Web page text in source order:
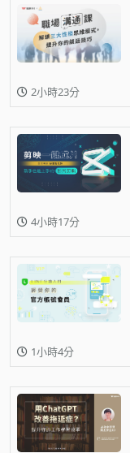
2小時23分
4小時17分
1小時4分